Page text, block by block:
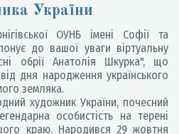
України
ОУНБ імені Софії та
до вашої уваги віртуальну
обрії Анатолія Шкурка", що
дня народження українського
земляка.
художник України, почесний
особистість на терені
краю. Народився 29 жовтня